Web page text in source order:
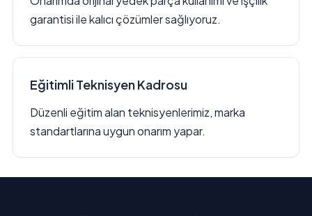
garantisi ile kalıcı çözümler sağlıyoruz.
Eğitimli Teknisyen Kadrosu
Düzenli eğitim alan teknisyenlerimiz, marka
standartlarına uygun onarım yapar.